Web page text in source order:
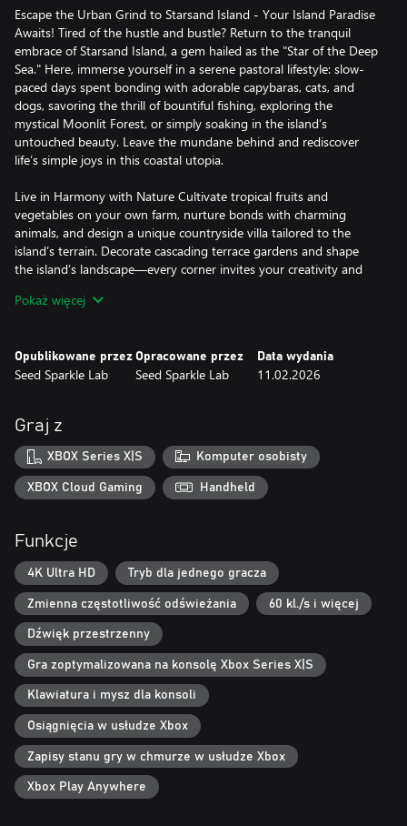
Escape the Urban Grind to Starsand Island - Your Island Paradise
Awaits! Tired of the hustle and bustle? Return to the tranquil
embrace of Starsand Island, a gem hailed as the "Star of the Deep
Sea." Here, immerse yourself in a serene pastoral lifestyle: slow-
paced days spent bonding with adorable capybaras, cats, and
dogs, savoring the thrill of bountiful fishing, exploring the
mystical Moonlit Forest, or simply soaking in the island’s
untouched beauty. Leave the mundane behind and rediscover
life’s simple joys in this coastal utopia.
Live in Harmony with Nature Cultivate tropical fruits and
vegetables on your own farm, nurture bonds with charming
animals, and design a unique countryside villa tailored to the
island’s terrain. Decorate cascading terrace gardens and shape
the island’s landscape—every corner invites your creativity and
sail to uncover neighboring islands’ secrets. With a diverse range
of vehicles, embrace the joy of speed—or cruise the iconic coastal
Heartwarming Bonds with Islanders In this close-knit community,
every resident has a story to tell. Forge lasting friendships
through daily interactions and special quests. As connections
deepen, you might even find that special someone to share your
island life with.
Uncover the Island’s Mysteries Venture into fog-shrouded
depths where ancient ruins, rare treasures, and hidden mineral
veins await. Wield an arsenal of weapons, master combat skills,
and face off against bizarre creatures—each battle promises
unexpected surprises and rewards.
Pokaż więcej
Opublikowane przez
Seed Sparkle Lab
Opracowane przez
Seed Sparkle Lab
Data wydania
11.02.2026
Graj z
XBOX Series X|S Komputer osobisty
XBOX Cloud Gaming Handheld
Funkcje
4K Ultra HD Tryb dla jednego gracza
Zmienna częstotliwość odświeżania 60 kl./s i więcej
Dźwięk przestrzenny
Gra zoptymalizowana na konsolę Xbox Series X|S
Klawiatura i mysz dla konsoli
Osiągnięcia w usłudze Xbox
Zapisy stanu gry w chmurze w usłudze Xbox
Xbox Play Anywhere